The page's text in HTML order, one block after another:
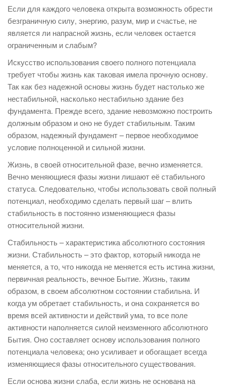
Если для каждого человека открыта возможность обрести
безграничную силу, энергию, разум, мир и счастье, не
является ли напрасной жизнь, если человек остается
ограниченным и слабым?
Искусство использования своего полного потенциала
требует чтобы жизнь как таковая имела прочную основу.
Так как без надежной основы жизнь будет настолько же
нестабильной, насколько нестабильно здание без
фундамента. Прежде всего, здание невозможно построить
должным образом и оно не будет стабильным. Таким
образом, надежный фундамент – первое необходимое
условие полноценной и сильной жизни.
Жизнь, в своей относительной фазе, вечно изменяется.
Вечно меняющиеся фазы жизни лишают её стабильного
статуса. Следовательно, чтобы использовать свой полный
потенциал, необходимо сделать первый шаг – влить
стабильность в постоянно изменяющиеся фазы
относительной жизни.
Стабильность – характеристика абсолютного состояния
жизни. Стабильность – это фактор, который никогда не
меняется, а то, что никогда не меняется есть истина жизни,
первичная реальность, вечное Бытие. Жизнь, таким
образом, в своем абсолютном состоянии стабильна. И
когда ум обретает стабильность, и она сохраняется во
время всей активности и действий ума, то все поле
активности наполняется силой неизменного абсолютного
Бытия. Оно составляет основу использования полного
потенциала человека; оно усиливает и обогащает всегда
изменяющиеся фазы относительного существования.
Если основа жизни слаба, если жизнь не основана на